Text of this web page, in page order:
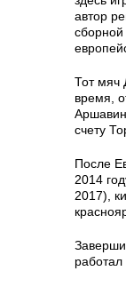
автор
Тот мяч
время,
счету
После
2014
2017),